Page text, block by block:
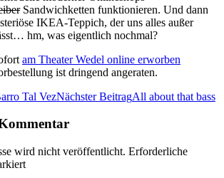
Sandwichketten funktionieren. Und dann
IKEA-Teppich, der uns alles außer
hm, was eigentlich nochmal?
am Theater Wedel online erworben
ist dringend angeraten.
Tal VezNächster BeitragAll about that bass
wird nicht veröffentlicht. Erforderliche